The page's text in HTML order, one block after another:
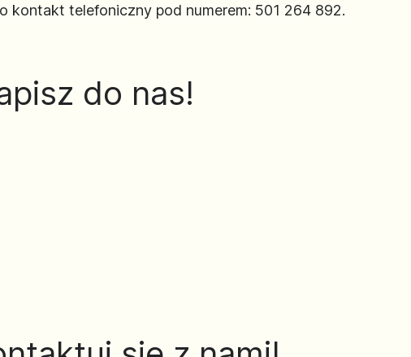
kontakt telefoniczny pod numerem: 501 264 892.
do nas!